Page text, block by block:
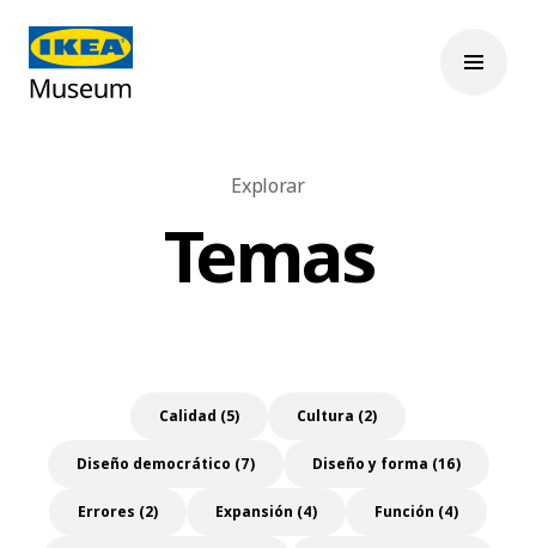
Explorar
Temas
Calidad (5) Cultura (2)
Diseño democrático (7) Diseño y forma (16)
Errores (2) Expansión (4) Función (4)